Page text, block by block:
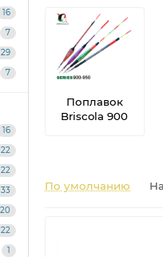
16
7
29
7
16
22
22
33
20
22
1
Поплавок
Briscola 900
По умолчанию